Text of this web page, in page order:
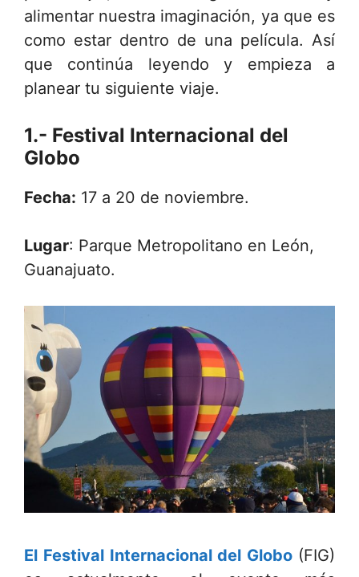
alimentar nuestra imaginación, ya que es
como estar dentro de una película. Así
que continúa leyendo y empieza a
planear tu siguiente viaje.
1.- Festival Internacional del
Globo
Fecha: 17 a 20 de noviembre.
Lugar: Parque Metropolitano en León,
Guanajuato.
El Festival Internacional del Globo (FIG)